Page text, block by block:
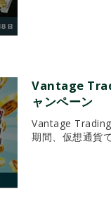
Vantage
ャンペーン
Vantage
期間、仮想通貨